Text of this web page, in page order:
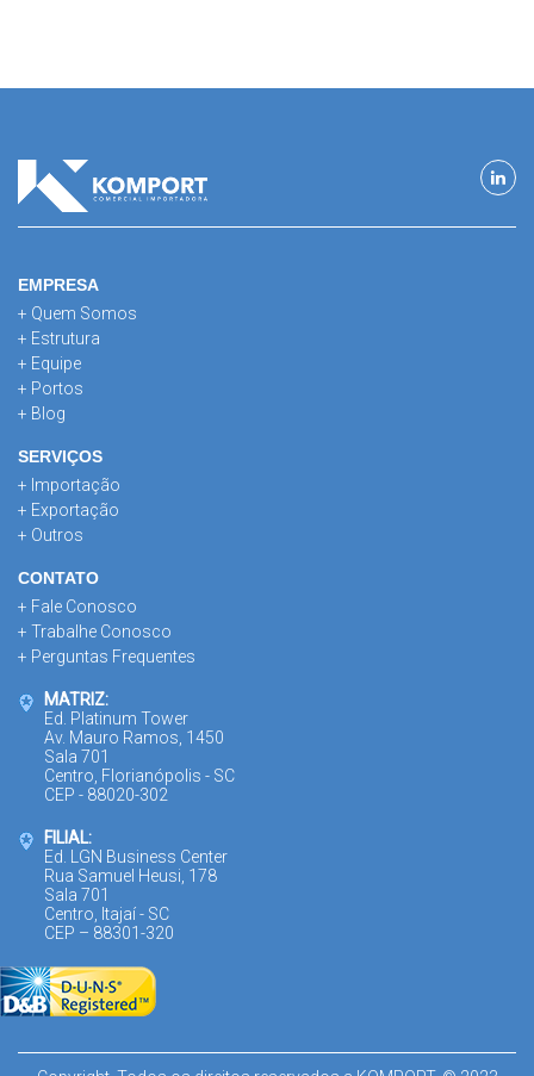
EMPRESA
+ Quem Somos
+ Estrutura
+ Equipe
+ Portos
+ Blog
SERVIÇOS
+ Importação
+ Exportação
+ Outros
CONTATO
+ Fale Conosco
+ Trabalhe Conosco
+ Perguntas Frequentes
MATRIZ:
Ed. Platinum Tower
Av. Mauro Ramos, 1450
Sala 701
Centro, Florianópolis - SC
CEP - 88020-302
FILIAL:
Ed. LGN Business Center
Rua Samuel Heusi, 178
Sala 701
Centro, Itajaí - SC
CEP – 88301-320